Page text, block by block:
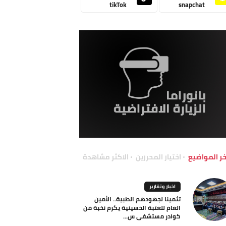
snapchat
tikTok
المواضيع اختيار المحررين الاكثر مشاهدة
اخبار وتقارير
تثمينا لجهودهم الطبية.. الأمين
العام للعتبة الحسينية يكرم نخبة من
كوادر مستشفى س...